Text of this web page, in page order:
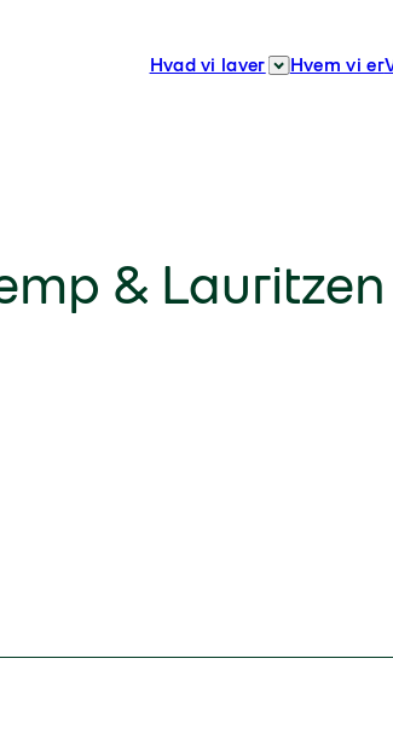
Hvad vi laver
Hvem vi er
&